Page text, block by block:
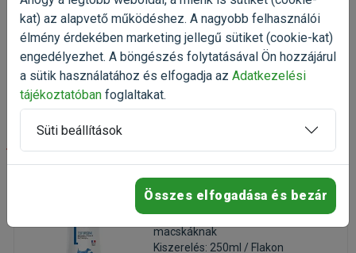
Raktáron
3 609 Ft 4 511 Ft
Kosárba
-20%
Biogance Xtra Volume
Conditioner Balzsam 250ml
macskáknak
Kiszerelés: 250ml / Flakon
kat) az alapvető működéshez. A nagyobb felhasználói
élmény érdekében marketing jellegű sütiket (cookie-kat)
engedélyezhet. A böngészés folytatásával Ön hozzájárul
a sütik használatához és elfogadja az Adatkezelési
tájékoztatóban foglaltakat.
Süti beállítások
Összes elfogadása és bezár